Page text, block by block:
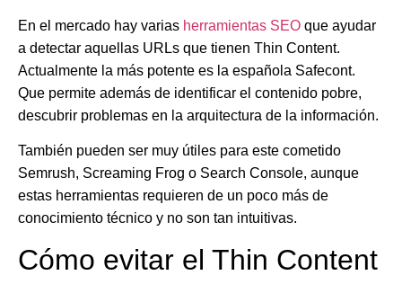
En el mercado hay varias herramientas SEO que ayudar
a detectar aquellas URLs que tienen Thin Content.
Actualmente la más potente es la española Safecont.
Que permite además de identificar el contenido pobre,
descubrir problemas en la arquitectura de la información.
También pueden ser muy útiles para este cometido
Semrush, Screaming Frog o Search Console, aunque
estas herramientas requieren de un poco más de
conocimiento técnico y no son tan intuitivas.
Cómo evitar el Thin Content